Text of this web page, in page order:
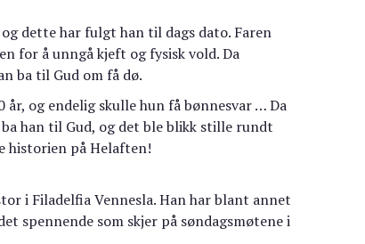
dette har fulgt han til dags dato. Faren
for å unngå kjeft og fysisk vold. Da
ba til Gud om få dø.
år, og endelig skulle hun få bønnesvar … Da
han til Gud, og det ble blikk stille rundt
historien på Helaften!
i Filadelfia Vennesla. Han har blant annet
spennende som skjer på søndagsmøtene i